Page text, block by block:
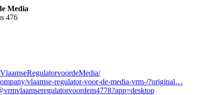
Media
476
vlaamse-regulator-voor-de-media-vrm-/?original…